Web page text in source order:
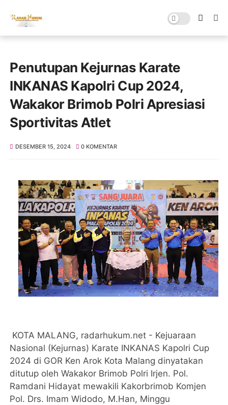
Penutupan Kejurnas Karate
INKANAS Kapolri Cup 2024,
Wakakor Brimob Polri Apresiasi
Sportivitas Atlet
DESEMBER 15, 2024 0 KOMENTAR
KOTA MALANG, radarhukum.net - Kejuaraan
Nasional (Kejurnas) Karate INKANAS Kapolri Cup
2024 di GOR Ken Arok Kota Malang dinyatakan
ditutup oleh Wakakor Brimob Polri Irjen. Pol.
Ramdani Hidayat mewakili Kakorbrimob Komjen
Pol. Drs. Imam Widodo, M.Han, Minggu